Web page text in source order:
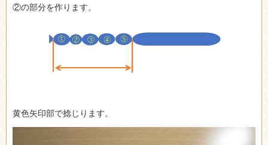
②の部分を作ります。
黄色矢印部で捻じります。